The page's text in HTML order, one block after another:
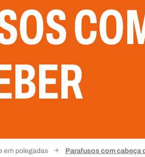
em polegadas Parafusos com cabeça